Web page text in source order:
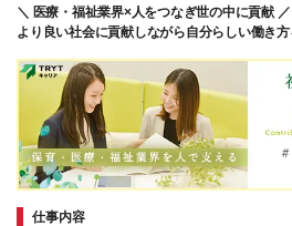
＼ 医療・福祉業界×人をつなぎ世の中に貢献 ／
より良い社会に貢献しながら自分らしい働き
仕事内容